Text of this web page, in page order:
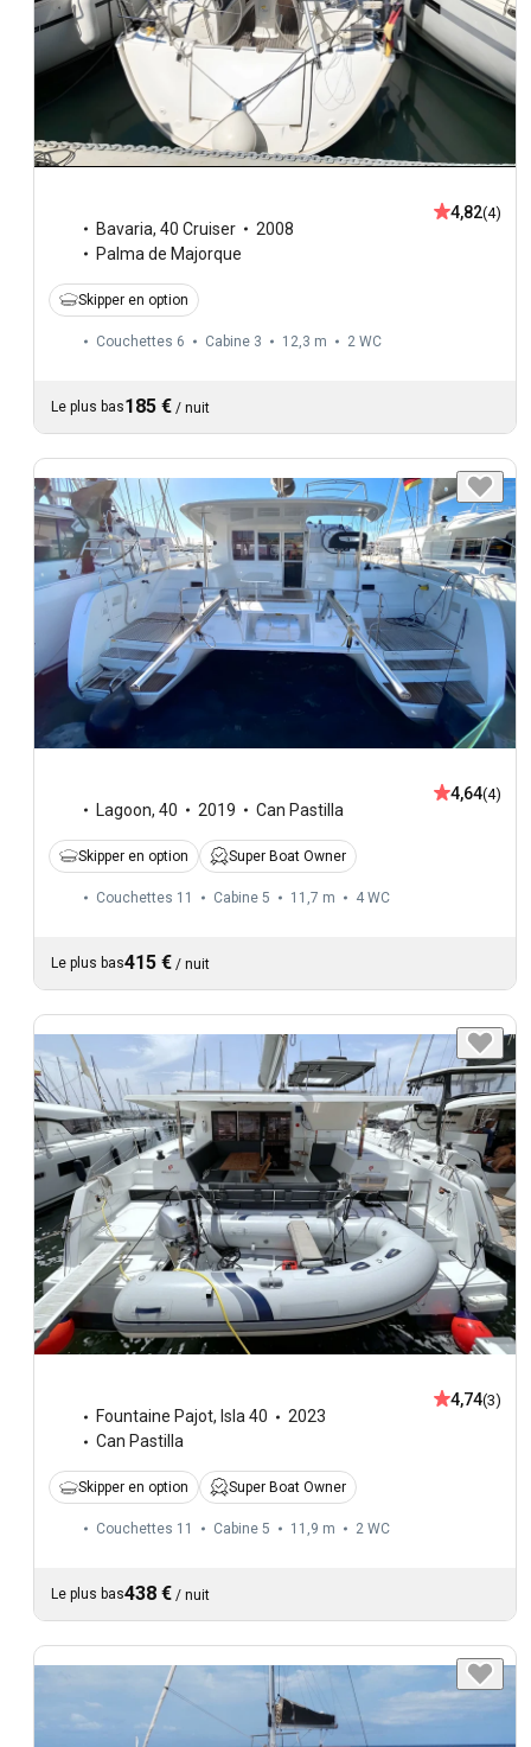
Bavaria, 40 Cruiser
2008
Palma de Majorque
4,82(4)
Skipper en option
Couchettes 6 Cabine 3 12,3 m 2 WC
Le plus bas185 € / nuit
Lagoon, 40 2019 Can Pastilla
4,64(4)
Skipper en option Super Boat Owner
Couchettes 11 Cabine 5 11,7 m 4 WC
Le plus bas415 € / nuit
Fountaine Pajot, Isla 40
2023
Can Pastilla
4,74(3)
Skipper en option Super Boat Owner
Couchettes 11 Cabine 5 11,9 m 2 WC
Le plus bas438 € / nuit